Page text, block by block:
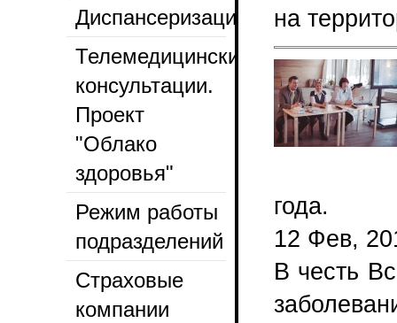
Диспансеризация
Телемедицинские
консультации.
Проект
"Облако
здоровья"
Режим работы
подразделений
Страховые
компании
на
года.
12 Фев,
В честь